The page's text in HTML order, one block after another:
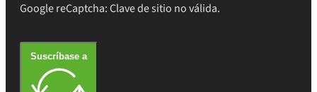
Google reCaptcha: Clave de sitio no válida.
Suscríbase a